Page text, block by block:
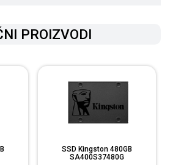
PROIZVODI
SSD Kingston 480GB
SA400S37480G